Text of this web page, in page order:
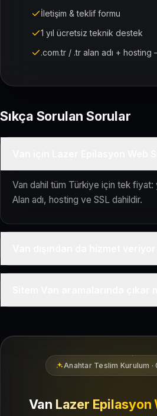
İletişim & teklif formu
1 yıl ücretsiz teknik destek
.com.tr / .tr alan adı + hosting
Sıkça Sorulan Sorular
Van dahil tüm Türkiye için tek fiyat:
Alan adı, hosting ve SSL dahildir.
Van bölgesindeki yerel müşterilerin
Anahtar Teslim Kurulum
Van Lazer Epilasyon